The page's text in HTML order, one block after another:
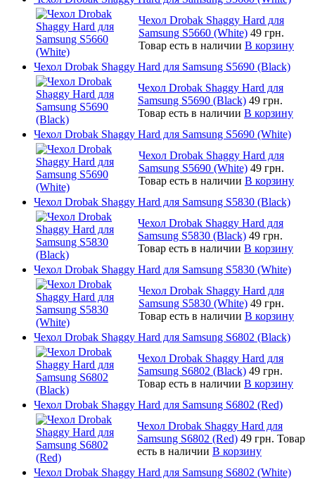
Чехол Drobak Shaggy Hard для
Samsung S5660 (White) 49 грн.
Товар есть в наличии В корзину
Чехол Drobak Shaggy Hard для Samsung S5690 (Black)
Чехол Drobak Shaggy Hard для
Samsung S5690 (Black) 49 грн.
Товар есть в наличии В корзину
Чехол Drobak Shaggy Hard для Samsung S5690 (White)
Чехол Drobak Shaggy Hard для
Samsung S5690 (White) 49 грн.
Товар есть в наличии В корзину
Чехол Drobak Shaggy Hard для Samsung S5830 (Black)
Чехол Drobak Shaggy Hard для
Samsung S5830 (Black) 49 грн.
Товар есть в наличии В корзину
Чехол Drobak Shaggy Hard для Samsung S5830 (White)
Чехол Drobak Shaggy Hard для
Samsung S5830 (White) 49 грн.
Товар есть в наличии В корзину
Чехол Drobak Shaggy Hard для Samsung S6802 (Black)
Чехол Drobak Shaggy Hard для
Samsung S6802 (Black) 49 грн.
Товар есть в наличии В корзину
Чехол Drobak Shaggy Hard для Samsung S6802 (Red)
Чехол Drobak Shaggy Hard для
Samsung S6802 (Red) 49 грн. Товар
есть в наличии В корзину
Чехол Drobak Shaggy Hard для Samsung S6802 (White)